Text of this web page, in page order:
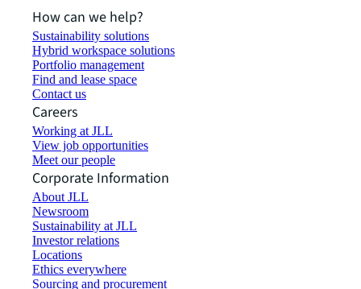
How can we help?
Sustainability solutions
Hybrid workspace solutions
Portfolio management
Find and lease space
Contact us
Careers
Working at JLL
View job opportunities
Meet our people
Corporate Information
About JLL
Newsroom
Sustainability at JLL
Investor relations
Locations
Ethics everywhere
Sourcing and procurement